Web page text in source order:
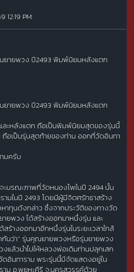
PM
ยายพวง ปี2493 พิมพ์นิยมหลังแตก
ยายพวง ปี2493 พิมพ์นิยมหลังแตก
ละหลังแตก ถือเป็นพิมพ์นิยมสุดของรุ่นนี้
ถือเป็นรุ่นสุดท้ายของท่าน ออกที่วัดอินทา
มครับ
มรณะภาพที่วัดหนองโพในปี 2494 นั้น
ามในปี 2493 โดยมีผู้มีจิตศรัทธาสร้าง
าทุนดังกล่าว ซึ่งจากประวัติของทางวัด
ยพวง ได้สร้างออกมาหนึ่งรุ่น และ
ร้างออกมาอีกหนึ่งรุ่นในระยะเวลาใกล้
กันว่า" รุ่นคุณยายพวงหรือรุ่นยายพวง
แล้วนำไปให้หลวงพ่อเดิมท่านปลุกเสก
อินทาราม พระรุ่นนี้มีจัดแสดงอยู่ใน
ม อ.พยุหะคีรี จ.นครสวรรค์ด้วย